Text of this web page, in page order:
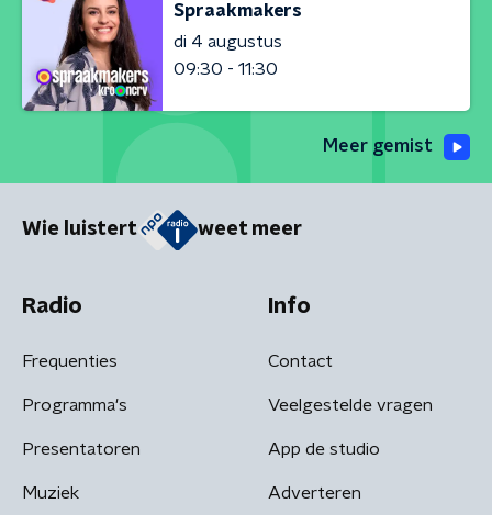
Spraakmakers
di 4 augustus
09:30 - 11:30
Meer gemist
Wie luistert weet meer
Radio
Frequenties
Programma's
Presentatoren
Muziek
Info
Contact
Veelgestelde vragen
App de studio
Adverteren